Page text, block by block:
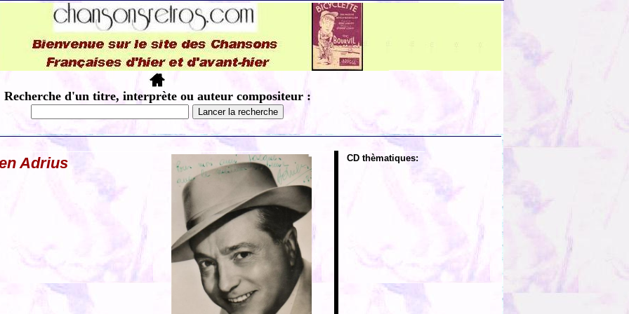
Recherche d'un titre, interprète ou auteur compositeur :
Adrius CD thèmatiques: